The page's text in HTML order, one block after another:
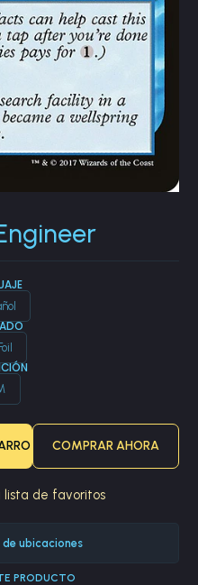
COMPRAR AHORA
lista de favoritos
ubicaciones
PRODUCTO